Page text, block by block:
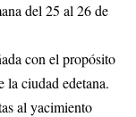
del 25 al 26 de
con el propósito
la ciudad edetana.
al yacimiento